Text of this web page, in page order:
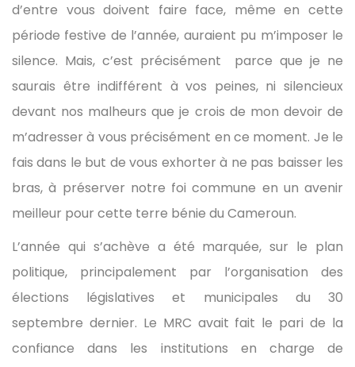
d’entre vous doivent faire face, même en cette
période festive de l’année, auraient pu m’imposer le
silence. Mais, c’est précisément parce que je ne
saurais être indifférent à vos peines, ni silencieux
devant nos malheurs que je crois de mon devoir de
m’adresser à vous précisément en ce moment. Je le
fais dans le but de vous exhorter à ne pas baisser les
bras, à préserver notre foi commune en un avenir
meilleur pour cette terre bénie du Cameroun.
L’année qui s’achève a été marquée, sur le plan
politique, principalement par l’organisation des
élections législatives et municipales du 30
septembre dernier. Le MRC avait fait le pari de la
confiance dans les institutions en charge de